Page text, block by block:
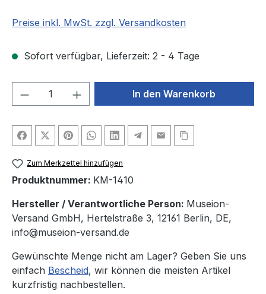
Preise inkl. MwSt. zzgl. Versandkosten
Sofort verfügbar, Lieferzeit: 2 - 4 Tage
Produkt Anzahl: Gib denIn den Warenkorb
Zum Merkzettel hinzufügen
Produktnummer: KM-1410
Hersteller / Verantwortliche Person: Museion-
Versand GmbH, Hertelstraße 3, 12161 Berlin, DE,
info@museion-versand.de
Gewünschte Menge nicht am Lager? Geben Sie uns
einfach Bescheid, wir können die meisten Artikel
kurzfristig nachbestellen.